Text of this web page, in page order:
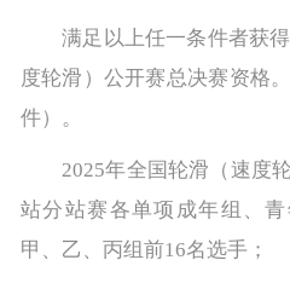
满足以上任一条件者获得
度轮滑）公开赛总决赛资格
件）。
2025年全国轮滑（速度轮
站分站赛各单项成年组、
甲、乙、丙组前16名选手；